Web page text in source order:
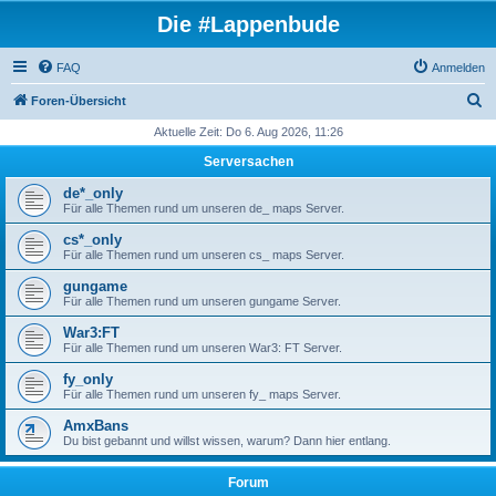
Die #Lappenbude
FAQ Anmelden
Foren-Übersicht
h
Aktuelle Zeit: Do 6. Aug 2026, 11:26
Serversachen
de*_only
Für alle Themen rund um unseren de_ maps Server.
cs*_only
Für alle Themen rund um unseren cs_ maps Server.
gungame
Für alle Themen rund um unseren gungame Server.
War3:FT
Für alle Themen rund um unseren War3: FT Server.
fy_only
Für alle Themen rund um unseren fy_ maps Server.
AmxBans
Du bist gebannt und willst wissen, warum? Dann hier entlang.
Forum